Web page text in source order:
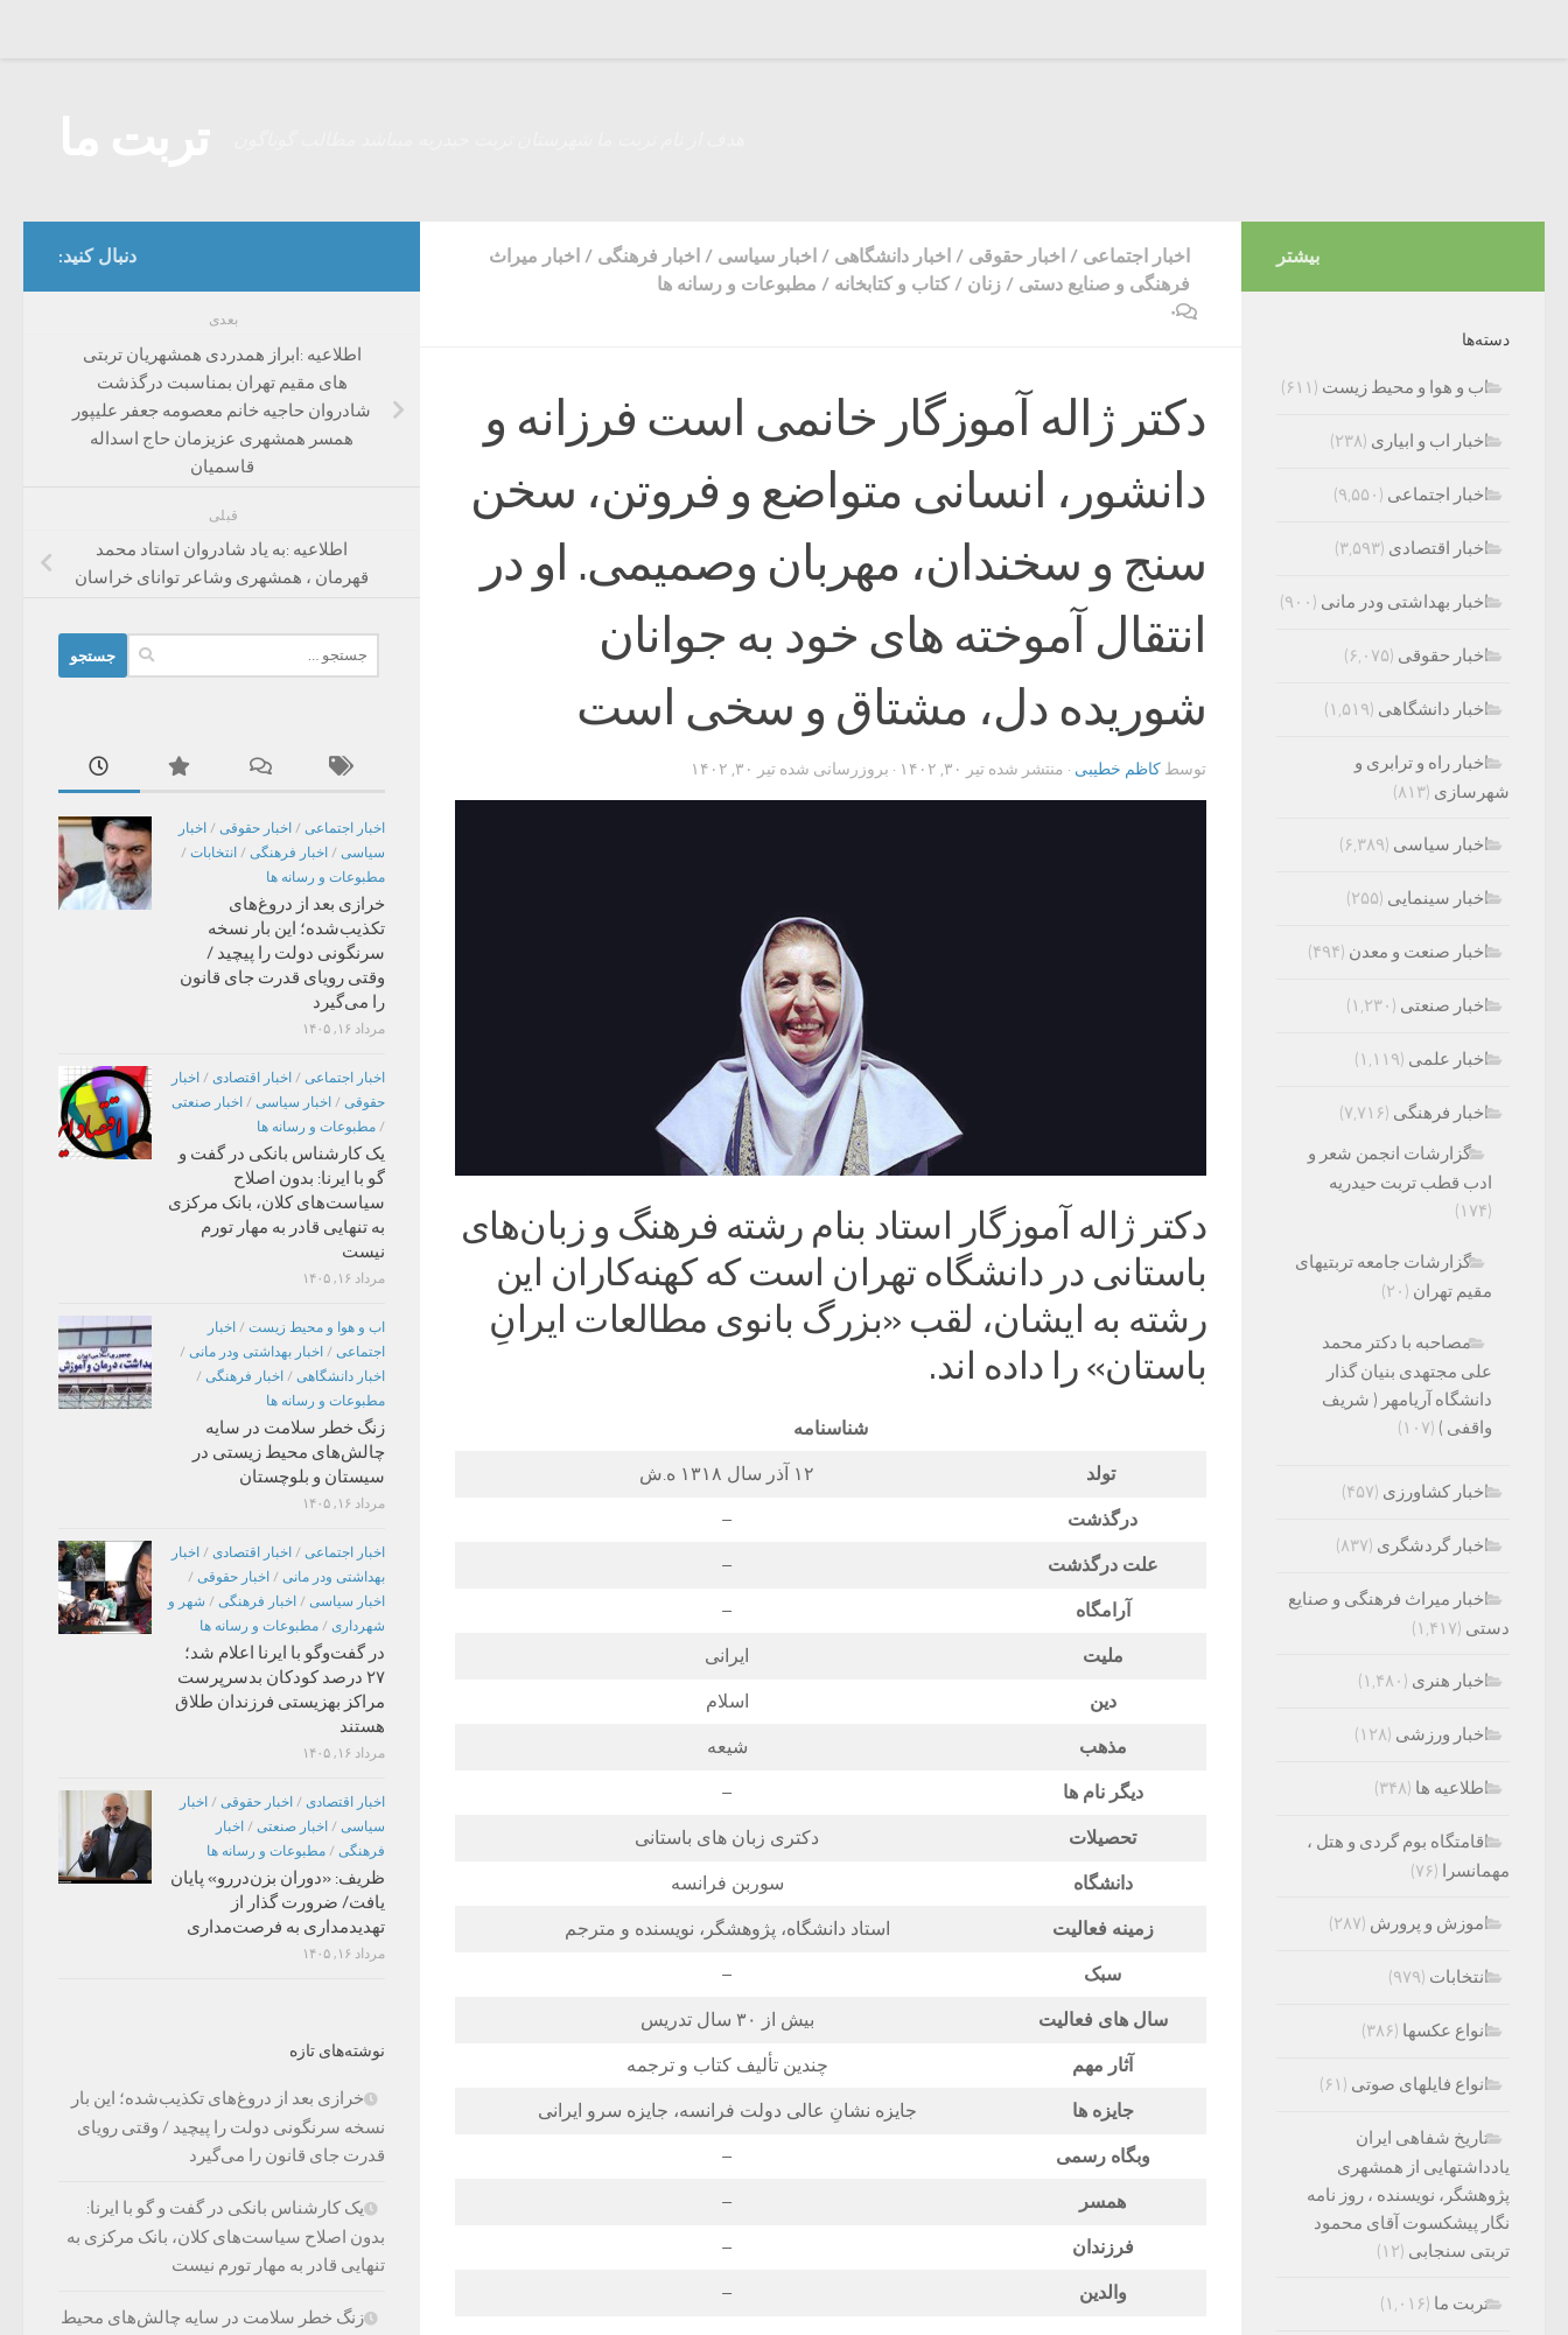
اخبار اجتماعی / اخبار حقوقی / اخبار دانشگاهی / اخبار سیاسی / اخبار فرهنگی / اخبار میراث
فرهنگی و صنایع دستی / زنان / کتاب و کتابخانه / مطبوعات و رسانه ها
۰
دکتر ژاله آموزگار خانمی است فرزانه و
دانشور، انسانى متواضع و فروتن، سخن
سنج و سخندان، مهربان وصمیمى. او در
انتقال آموخته هاى خود به جوانان
شوریده دل، مشتاق و سخى است
توسط کاظم خطیبی · منتشر شده تیر ۳۰, ۱۴۰۲ · بروزرسانی شده تیر ۳۰, ۱۴۰۲
دکتر ژاله آموزگار استاد بنام رشته فرهنگ و زبان‌های
باستانی در دانشگاه تهران است که کهنه‌کاران این
رشته به ایشان، لقب «بزرگ‌ بانوی مطالعات ایران‌ِ
باستان» را داده‌ اند.
شناسنامه
تولد
– درگذشت
– علت درگذشت
– آرامگاه
ایرانی ملیت
اسلام دین
شیعه مذهب
– دیگر نام ها
دکتری زبان‌ های باستانی تحصیلات
سوربن فرانسه دانشگاه
استاد دانشگاه، پژوهشگر، نویسنده و مترجم زمینه فعالیت
– سبک
بیش از ۳۰ سال تدریس سال های فعالیت
چندین تألیف کتاب و ترجمه آثار مهم
جایزه نشانِ عالی دولت فرانسه، جایزه سرو ایرانی جایزه ها
– وبگاه رسمی
– همسر
– فرزندان
– والدین
دنبال کنید:
بعدی
اطلاعیه :ابراز همدردی همشهریان تربتی
های مقیم تهران بمناسبت درگذشت
شادروان حاجیه خانم معصومه جعفر علیپور
همسر همشهری عزیزمان حاج اسداله
قاسمیان
قبلی
اطلاعیه :به یاد شادروان استاد محمد
قهرمان ، همشهری وشاعر توانای خراسان
برای:
اخبار اجتماعی / اخبار حقوقی / اخبار
سیاسی / اخبار فرهنگی / انتخابات /
مطبوعات و رسانه ها
خرازی بعد از دروغ‌های
تکذیب‌شده؛ این بار نسخه
سرنگونی دولت را پیچید /
وقتی رویای قدرت جای قانون
را می‌گیرد
مرداد ۱۶, ۱۴۰۵
اخبار اجتماعی / اخبار اقتصادی / اخبار
حقوقی / اخبار سیاسی / اخبار صنعتی
/ مطبوعات و رسانه ها
یک کارشناس بانکی در گفت و
گو با ایرنا: بدون اصلاح
سیاست‌های کلان، بانک مرکزی
به تنهایی قادر به مهار تورم
نیست
مرداد ۱۶, ۱۴۰۵
اب و هوا و محیط زیست / اخبار
اجتماعی / اخبار بهداشتی ودر مانی /
اخبار دانشگاهی / اخبار فرهنگی /
مطبوعات و رسانه ها
زنگ خطر سلامت در سایه
چالش‌های محیط زیستی در
سیستان و بلوچستان
مرداد ۱۶, ۱۴۰۵
اخبار اجتماعی / اخبار اقتصادی / اخبار
بهداشتی ودر مانی / اخبار حقوقی /
اخبار سیاسی / اخبار فرهنگی / شهر و
شهرداری / مطبوعات و رسانه ها
در گفت‌وگو با ایرنا اعلام شد؛
۲۷ درصد کودکان بدسرپرست
مراکز بهزیستی فرزندان طلاق
هستند
مرداد ۱۶, ۱۴۰۵
اخبار اقتصادی / اخبار حقوقی / اخبار
سیاسی / اخبار صنعتی / اخبار
فرهنگی / مطبوعات و رسانه ها
ظریف: «دوران بزن‌دررو» پایان
یافت/ ضرورت گذار از
تهدیدمداری به فرصت‌مداری
مرداد ۱۶, ۱۴۰۵
نوشته‌های تازه
خرازی بعد از دروغ‌های تکذیب‌شده؛ این بار
نسخه سرنگونی دولت را پیچید / وقتی رویای
قدرت جای قانون را می‌گیرد
یک کارشناس بانکی در گفت و گو با ایرنا:
بدون اصلاح سیاست‌های کلان، بانک مرکزی به
تنهایی قادر به مهار تورم نیست
زنگ خطر سلامت در سایه چالش‌های محیط
بیشتر
دسته‌ها
اب و هوا و محیط زیست (۶۱۱)
اخبار اب و ابیاری (۲۳۸)
اخبار اجتماعی (۹,۵۵۰)
اخبار اقتصادی (۳,۵۹۳)
اخبار بهداشتی ودر مانی (۹۰۰)
اخبار حقوقی (۶,۰۷۵)
اخبار دانشگاهی (۱,۵۱۹)
اخبار راه و ترابری و
شهرسازی (۸۱۳)
اخبار سیاسی (۶,۳۸۹)
اخبار سینمایی (۲۵۵)
اخبار صنعت و معدن (۴۹۴)
اخبار صنعتی (۱,۲۳۰)
اخبار علمی (۱,۱۱۹)
اخبار فرهنگی (۷,۷۱۶)
گزارشات انجمن شعر و
ادب قطب تربت حیدریه
(۱۷۴)
گزارشات جامعه تربتیهای
مقیم تهران (۲۰)
مصاحبه با دکتر محمد
علی مجتهدی بنیان گذار
دانشگاه آریامهر ( شریف
واقفی ) (۱۰۷)
اخبار کشاورزی (۴۵۷)
اخبار گردشگری (۸۳۷)
اخبار میراث فرهنگی و صنایع
دستی (۱,۴۱۷)
اخبار هنری (۱,۴۸۰)
اخبار ورزشی (۱۲۸)
اطلاعیه ها (۳۴۸)
اقامتگاه بوم گردی و هتل ،
مهمانسرا (۷۶)
اموزش و پرورش (۲۸۷)
انتخابات (۹۷۹)
انواع عکسها (۳۸۶)
انواع فایلهای صوتی (۶۱)
تاریخ شفاهی ایران
یادداشتهایی از همشهری
پژوهشگر، نویسنده ، روز نامه
نگار پیشکسوت آقای محمود
تربتی سنجابی (۱۲)
تربت ما (۱,۰۱۶)